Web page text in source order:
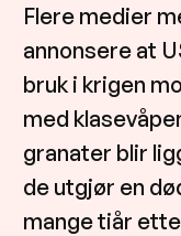
Flere medier
annonsere at
bruk i krigen
med
granater blir
de utgjør en
mange tiår